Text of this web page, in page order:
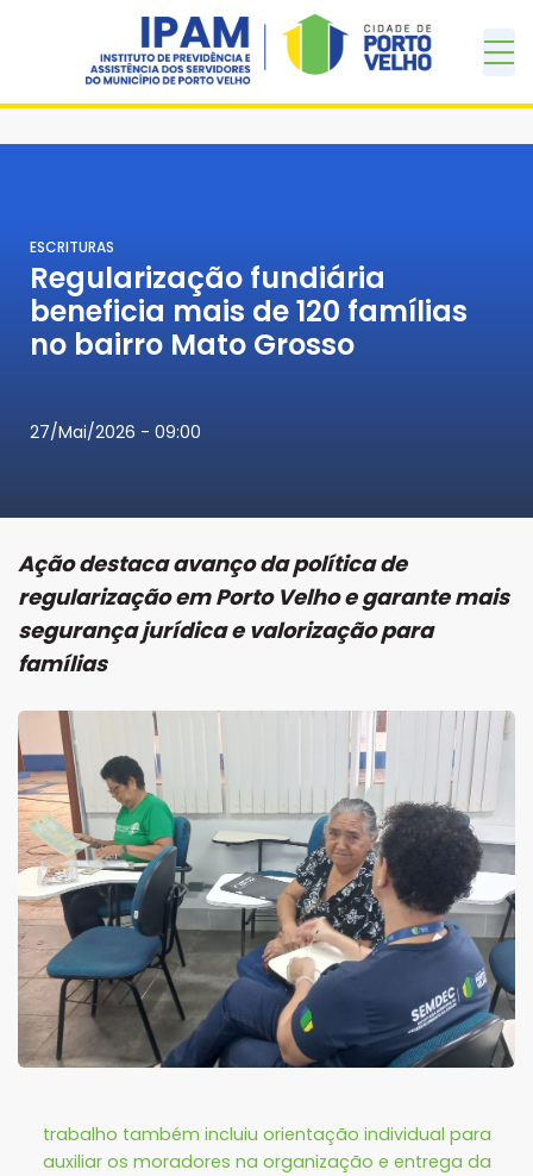
ESCRITURAS
Regularização fundiária
beneficia mais de 120 famílias
no bairro Mato Grosso
27/Mai/2026 - 09:00
Ação destaca avanço da política de
regularização em Porto Velho e garante mais
segurança jurídica e valorização para
famílias
trabalho também incluiu orientação individual para
auxiliar os moradores na organização e entrega da